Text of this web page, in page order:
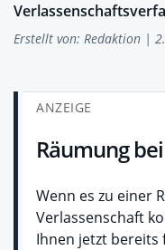
Erstellt von: Redaktion |
ANZEIGE
Räumung
Wenn es zu einer
Verlassenschaft
Ihnen jetzt